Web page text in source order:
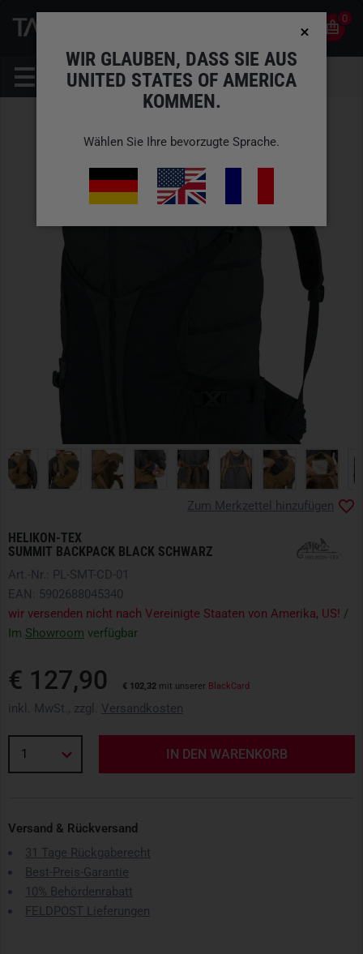
0
HELIKON-TEX
SUMMIT BACKPACK BLACK SCHWARZ
Zum Merkzettel hinzufügen
Art.-Nr.: PL-SMT-CD-01
EAN: 5902688045340
wir versenden nicht nach Vereinigte Staaten von Amerika, US! /
Im Showroom verfügbar
€ 127,90 € 102,32 mit unserer BlackCard
inkl. MwSt., zzgl. Versandkosten
1 IN DEN WARENKORB
Versand & Rückversand
31 Tage Rückgaberecht
Best-Preis-Garantie
10% Behördenrabatt
FELDPOST Lieferungen
WIR GLAUBEN, DASS SIE AUS
UNITED STATES OF AMERICA
KOMMEN.
Wählen Sie Ihre bevorzugte Sprache.